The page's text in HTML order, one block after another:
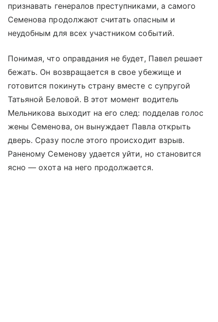
признавать генералов преступниками, а самого
Семенова продолжают считать опасным и
неудобным для всех участником событий.
Понимая, что оправдания не будет, Павел решает
бежать. Он возвращается в свое убежище и
готовится покинуть страну вместе с супругой
Татьяной Беловой. В этот момент водитель
Мельникова выходит на его след: подделав голос
жены Семенова, он вынуждает Павла открыть
дверь. Сразу после этого происходит взрыв.
Раненому Семенову удается уйти, но становится
ясно — охота на него продолжается.